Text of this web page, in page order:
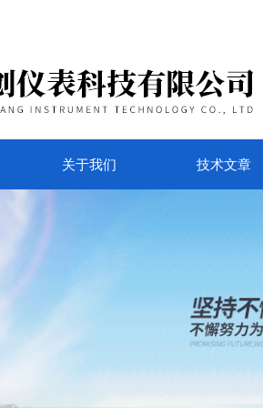
关于我们 技术文章